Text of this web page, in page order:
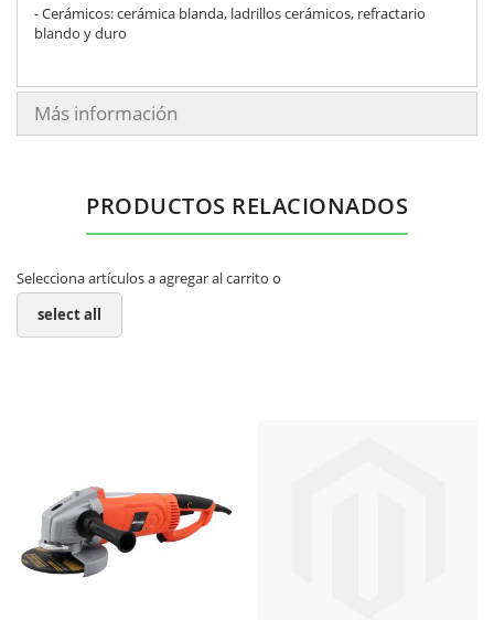
- Cerámicos: cerámica blanda, ladrillos cerámicos, refractario
blando y duro
Más información
PRODUCTOS RELACIONADOS
Selecciona artículos a agregar al carrito o
select all